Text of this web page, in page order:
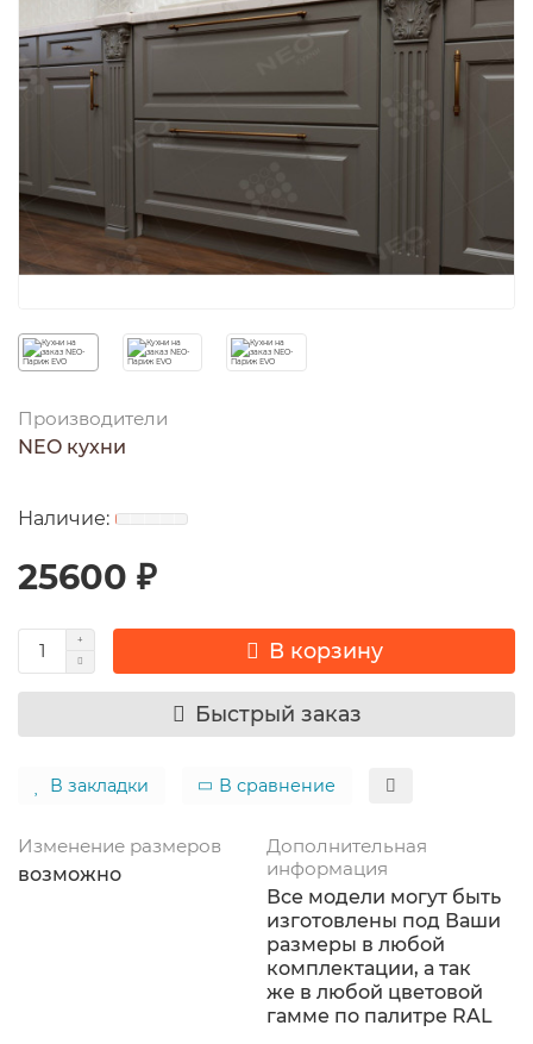
Производители
NEO кухни
25600 ₽
В корзину
Быстрый заказ
В закладки В сравнение
Изменение размеров
возможно
Дополнительная
информация
Все модели могут быть
изготовлены под Ваши
размеры в любой
комплектации, а так
же в любой цветовой
гамме по палитре RAL